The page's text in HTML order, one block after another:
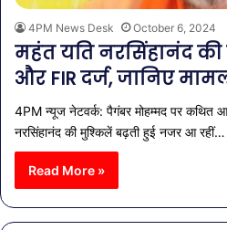
4PM News Desk October 6, 2024
महंत यति नरसिंहानंद
और FIR दर्ज, जानिए
4PM न्यूज नेटवर्क: पैगंबर मोहम्मद पर कथित
नरसिंहानंद की मुश्किलें बढ़ती हुई नजर आ रहीं…
Read More »